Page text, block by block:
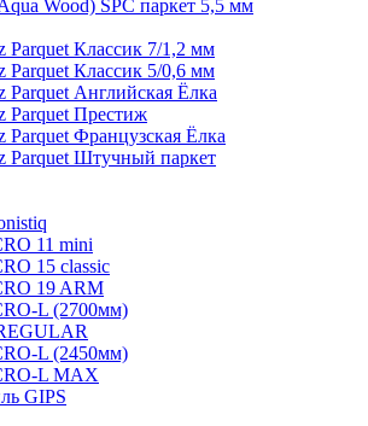
Wood) SPC паркет 5,5 мм
Parquet Классик 7/1,2 мм
Parquet Классик 5/0,6 мм
Parquet Английская Ёлка
Parquet Престиж
Parquet Французская Ёлка
Parquet Штучный паркет
11 mini
15 classic
19 ARM
L (2700мм)
L (2450мм)
L MAX
GIPS